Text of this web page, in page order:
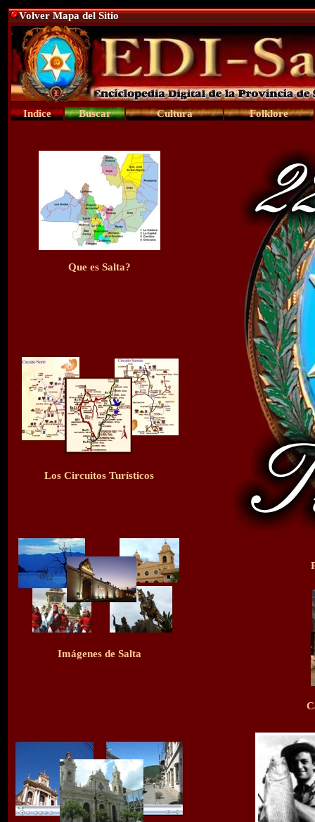
Volver Mapa del Sitio
Indice Buscar Cultura Folklore
Que es Salta?
Los Circuitos Turísticos
Imágenes de Salta